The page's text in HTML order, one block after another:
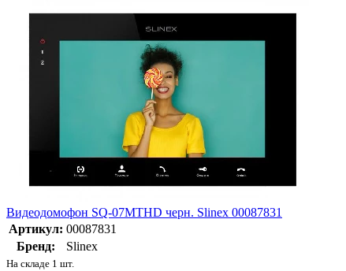
Видеодомофон SQ-07MTHD черн. Slinex 00087831
Артикул: 00087831
Бренд:
Slinex
На складе 1 шт.